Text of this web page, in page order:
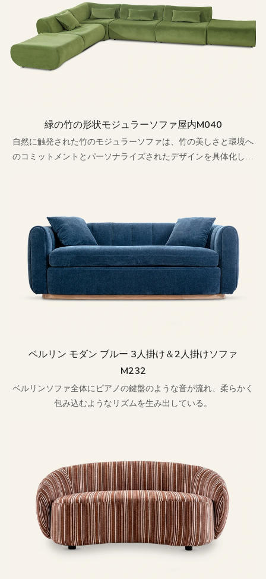
緑の竹の形状モジュラーソファ屋内m040
自然に触発された竹のモジュラーソファは、竹の美しさと環境へ
のコミットメントとパーソナライズされたデザインを具体化し、
ベルリン モダン ブルー 3人掛け＆2人掛けソファ
M232
ベルリンソファ全体にピアノの鍵盤のような音が流れ、柔らかく
包み込むようなリズムを生み出している。